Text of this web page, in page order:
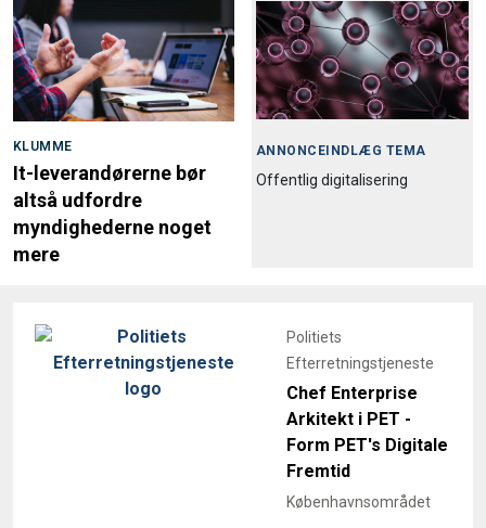
KLUMME
It-leverandørerne bør
altså udfordre
myndighederne noget
mere
ANNONCEINDLÆG TEMA
Offentlig digitalisering
Politiets
Efterretningstjeneste
Chef Enterprise
Arkitekt i PET -
Form PET's Digitale
Fremtid
Københavnsområdet